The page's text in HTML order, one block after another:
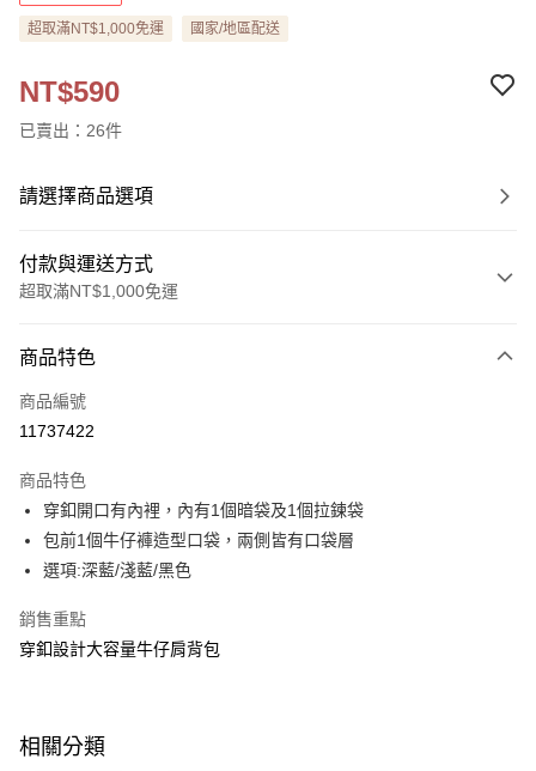
超取滿NT$1,000免運 國家/地區配送
NT$590
已賣出：26件
請選擇商品選項
付款與運送方式
超取滿NT$1,000免運
信用卡一次付款
超商取貨付款
Apple Pay
街口支付
Google Pay
【大哥付你分期使用說明】
1.本服務由台灣大哥大提供，台灣大哥大用戶可立即使用無須另外申請。
ATM付款
商品特色
商品編號
11737422
商品特色
穿釦開口有內裡，內有1個暗袋及1個拉鍊袋
包前1個牛仔褲造型口袋，兩側皆有口袋層
選項:深藍/淺藍/黑色
銷售重點
穿釦設計大容量牛仔肩背包
相關分類